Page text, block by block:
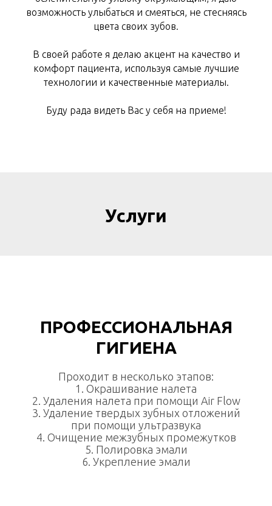
возможность улыбаться и смеяться, не стесняясь
цвета своих зубов.
В своей работе я делаю акцент на качество и
комфорт пациента, используя самые лучшие
технологии и качественные материалы.
Буду рада видеть Вас у себя на приеме!
Услуги
ПРОФЕССИОНАЛЬНАЯ
ГИГИЕНА
Проходит в несколько этапов:
1. Окрашивание налета
2. Удаления налета при помощи Air Flow
3. Удаление твердых зубных отложений
при помощи ультразвука
4. Очищение межзубных промежутков
5. Полировка эмали
6. Укрепление эмали